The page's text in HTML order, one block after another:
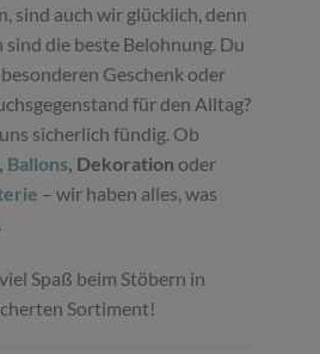
sind auch wir glücklich, denn
die beste Belohnung. Du
Geschenk oder
für den Alltag?
sicherlich fündig. Ob
, Ballons, Dekoration oder
– wir haben alles, was
Spaß beim Stöbern in
Sortiment!